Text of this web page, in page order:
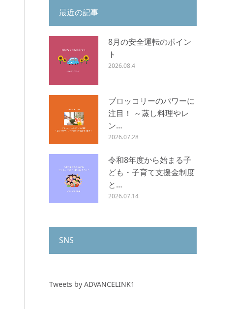
最近の記事
8月の安全運転のポイン
ト
2026.08.4
ブロッコリーのパワーに
注目！ ～蒸し料理やレ
ン…
2026.07.28
令和8年度から始まる子
ども・子育て支援金制度
と…
2026.07.14
SNS
Tweets by ADVANCELINK1